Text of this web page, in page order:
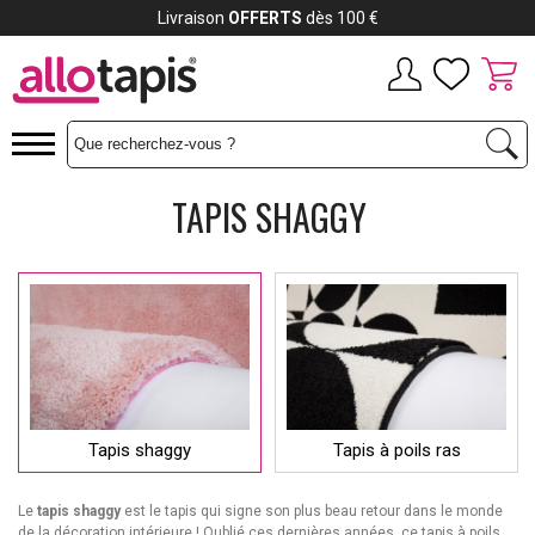
TAPIS SHAGGY
Tapis shaggy Tapis à poils ras
Le tapis shaggy est le tapis qui signe son plus beau retour dans le monde
Payez jusqu'à12x